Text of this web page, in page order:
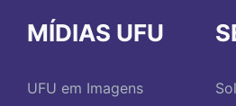
MÍDIAS UFU
UFU em Imagens